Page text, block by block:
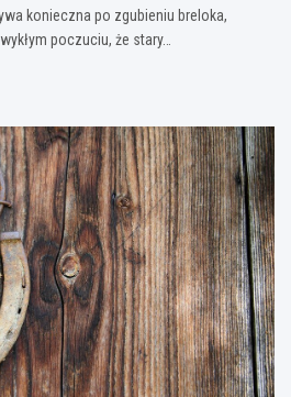
konieczna po zgubieniu breloka,
poczuciu, że stary…